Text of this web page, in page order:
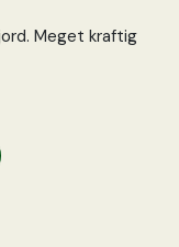
Meget kraftig